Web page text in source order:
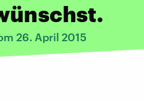
26. April 2015